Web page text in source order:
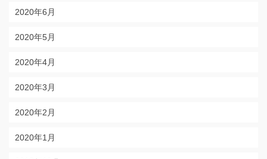
2020年6月
2020年5月
2020年4月
2020年3月
2020年2月
2020年1月